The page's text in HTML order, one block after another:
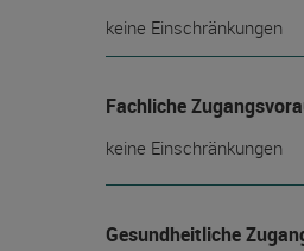
keine Einschränkungen
Fachliche
keine Einschränkungen
Gesundheitliche